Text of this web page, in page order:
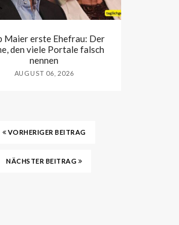
Maier erste Ehefrau: Der
den viele Portale falsch
nennen
AUGUST 06, 2026
VORHERIGER BEITRAG
NÄCHSTER BEITRAG